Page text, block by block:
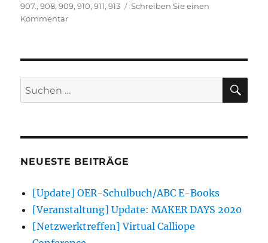
907.,908,909,910,911,913
Schreiben Sie einen
Kommentarzu
Teilnahme
an
den
kids
der
TU
Suchen
nach:
NEUESTE BEITRÄGE
[Update] OER-Schulbuch/ABC E-Books
[Veranstaltung] Update: MAKER DAYS 2020
[Netzwerktreffen] Virtual Calliope